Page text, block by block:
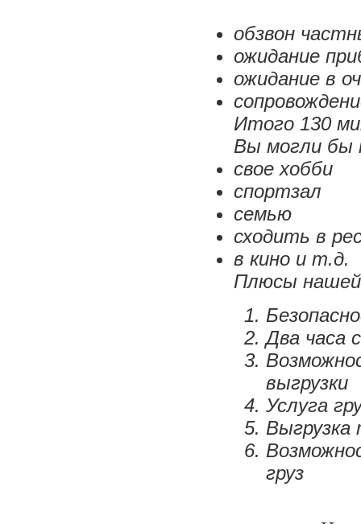
обзвон
ожидание
ожидание в
Итого 130
Вы могли бы
свое хобби
спортзал
семью
сходить в
в кино и т.д.
Плюсы
Два часа
выгрузки
Услуга
груз